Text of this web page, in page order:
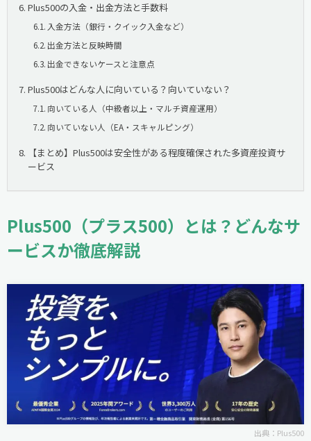
Plus500の入金・出金方法と手数料
入金方法（銀行・クイック入金など）
出金方法と反映時間
出金できないケースと注意点
Plus500はどんな人に向いている？向いていない？
向いている人（中級者以上・マルチ資産運用）
向いていない人（EA・スキャルピング）
【まとめ】Plus500は安全性がある程度確保された多資産投資サ
ービス
Plus500（プラス500）とは？どんなサ
ービスか徹底解説
出典： Plus500